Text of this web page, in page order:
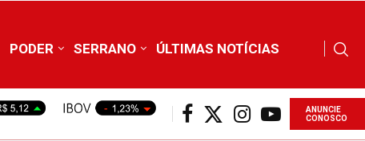
PODER SERRANO ÚLTIMAS NOTÍCIAS
ANUNCIE
CONOSCO